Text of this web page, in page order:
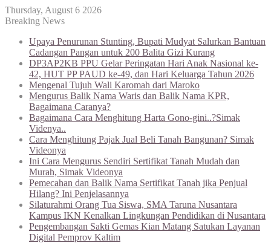
Thursday, August 6 2026
Breaking News
Upaya Penurunan Stunting, Bupati Mudyat Salurkan Bantuan
Cadangan Pangan untuk 200 Balita Gizi Kurang
DP3AP2KB PPU Gelar Peringatan Hari Anak Nasional ke-
42, HUT PP PAUD ke-49, dan Hari Keluarga Tahun 2026
Mengenal Tujuh Wali Karomah dari Maroko
Mengurus Balik Nama Waris dan Balik Nama KPR,
Bagaimana Caranya?
Bagaimana Cara Menghitung Harta Gono-gini..?Simak
Videnya..
Cara Menghitung Pajak Jual Beli Tanah Bangunan? Simak
Videonya
Ini Cara Mengurus Sendiri Sertifikat Tanah Mudah dan
Murah, Simak Videonya
Pemecahan dan Balik Nama Sertifikat Tanah jika Penjual
Hilang? Ini Penjelasannya
Silaturahmi Orang Tua Siswa, SMA Taruna Nusantara
Kampus IKN Kenalkan Lingkungan Pendidikan di Nusantara
Pengembangan Sakti Gemas Kian Matang Satukan Layanan
Digital Pemprov Kaltim